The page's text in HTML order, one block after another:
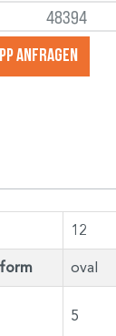
48394
anfragеn
12
oval
5